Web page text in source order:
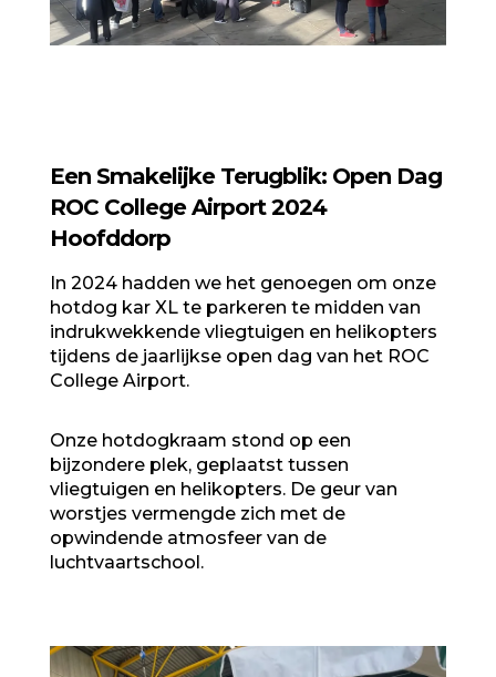
Een Smakelijke Terugblik: Open Dag
ROC College Airport 2024
Hoofddorp
In 2024 hadden we het genoegen om onze
hotdog kar XL te parkeren te midden van
indrukwekkende vliegtuigen en helikopters
tijdens de jaarlijkse open dag van het ROC
College Airport.
Onze hotdogkraam stond op een
bijzondere plek, geplaatst tussen
vliegtuigen en helikopters. De geur van
worstjes vermengde zich met de
opwindende atmosfeer van de
luchtvaartschool.